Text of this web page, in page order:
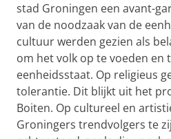
stad Groningen een avant-
van de noodzaak van de
cultuur werden gezien als
om het volk op te voeden en
eenheidsstaat. Op religieus
tolerantie. Dit blijkt uit het
Boiten. Op cultureel en
Groningers trendvolgers te